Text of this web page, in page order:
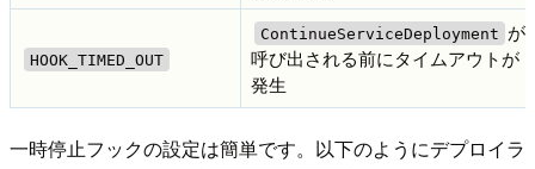
HOOK_TIMED_OUT
ContinueServiceDeployment が
呼び出される前にタイムアウトが
発生
一時停止フックの設定は簡単です。以下のようにデプロイラ